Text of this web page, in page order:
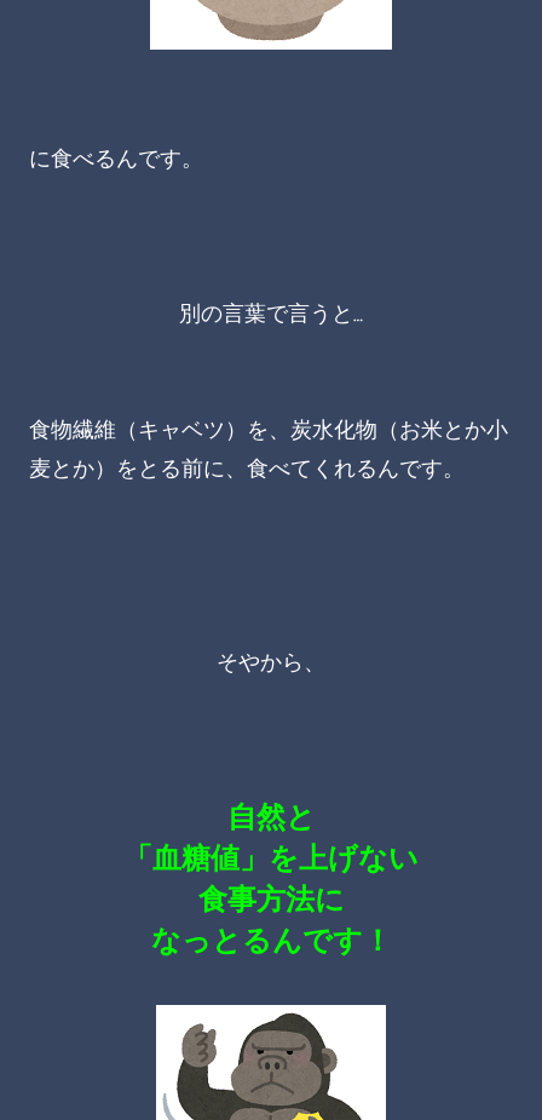
に食べるんです。
別の言葉で言うと…
食物繊維（キャベツ）を、炭水化物（お米とか小
麦とか）をとる前に、食べてくれるんです。
そやから、
自然と
「血糖値」を上げない
食事方法に
なっとるんです！